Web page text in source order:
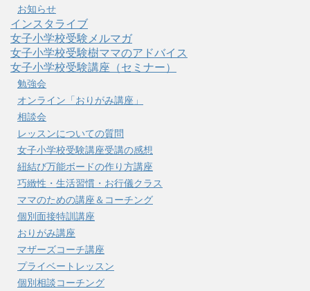
お知らせ
インスタライブ
女子小学校受験メルマガ
女子小学校受験樹ママのアドバイス
女子小学校受験講座（セミナー）
勉強会
オンライン「おりがみ講座」
相談会
レッスンについての質問
女子小学校受験講座受講の感想
紐結び万能ボードの作り方講座
巧緻性・生活習慣・お行儀クラス
ママのための講座＆コーチング
個別面接特訓講座
おりがみ講座
マザーズコーチ講座
プライベートレッスン
個別相談コーチング